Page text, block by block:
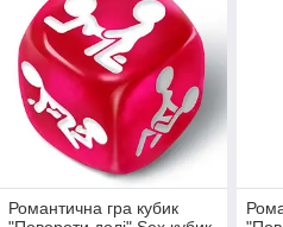
Романтична гра кубик